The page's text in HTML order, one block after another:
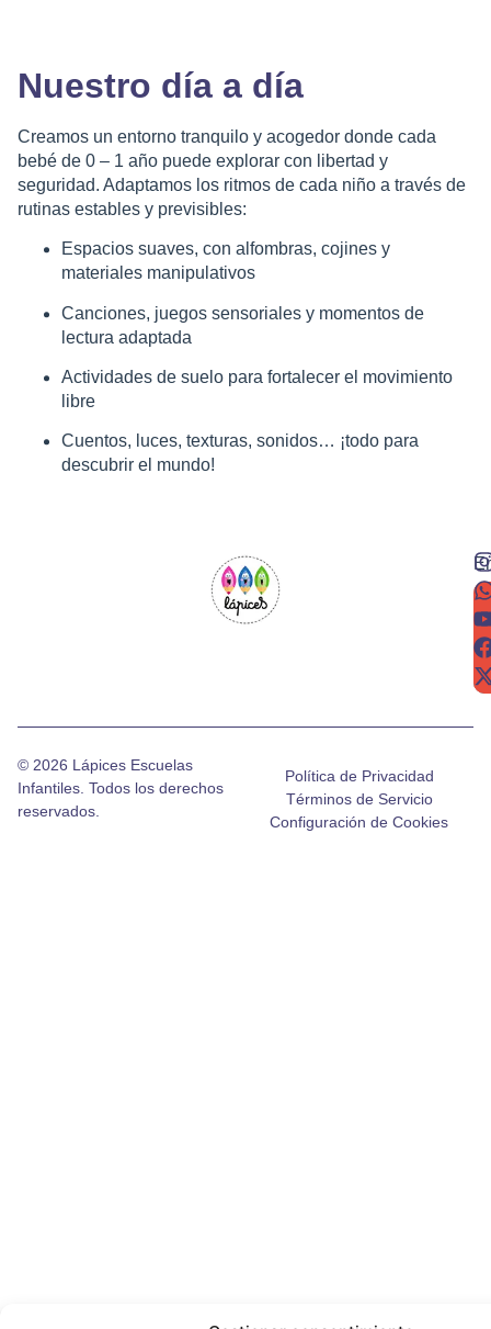
Nuestro día a día
Creamos un entorno tranquilo y acogedor donde cada
bebé de 0 – 1 año puede explorar con libertad y
seguridad. Adaptamos los ritmos de cada niño a través de
rutinas estables y previsibles:
Espacios suaves, con alfombras, cojines y
materiales manipulativos
Canciones, juegos sensoriales y momentos de
lectura adaptada
Actividades de suelo para fortalecer el movimiento
libre
Cuentos, luces, texturas, sonidos… ¡todo para
descubrir el mundo!
lo
© 2026 Lápices Escuelas
Infantiles. Todos los derechos
reservados.
Política de Privacidad
Términos de Servicio
Configuración de Cookies